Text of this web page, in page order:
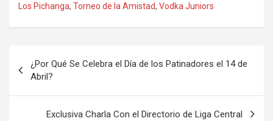
Los Pichanga, Torneo de la Amistad, Vodka Juniors
de
entradas
¿Por Qué Se Celebra el Día de los Patinadores el 14 de
Abril?
Exclusiva Charla Con el Directorio de Liga Central